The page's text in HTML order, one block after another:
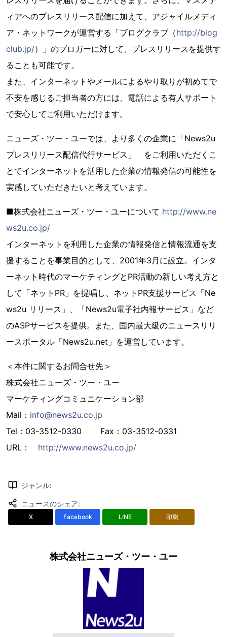
ィアへのプレスリリース配信に加えて、アジャイルメディ
ア・ネットワークが運営する「ブログクラブ（http://blog
club.jp/）」のブロガーに対して、プレスリリースを提供す
ることも可能です。
また、インターネットやメールによるやり取りが初めてで
不安を感じるご担当者の方には、電話による有人サポート
で安心してご利用いただけます。
ニューズ・ツー・ユーでは、より多くの企業に「News2u
プレスリリース配信代行サービス」 をご利用いただくこ
とでインターネットを活用した企業の情報発信の可能性を
実感していただきたいと考えています。
■株式会社ニューズ・ツー・ユーについて http://www.ne
ws2u.co.jp/
インターネットを利用した企業の情報発信と情報流通を支
援することを事業目的として、2001年3月に設立。インタ
ーネット時代のマーケティングとPR活動の新しい考え方と
して「ネットPR」を提唱し、ネットPR支援サービス「Ne
ws2u リリース」、「News2u電子社内報サービス」など
のASPサービスを提供。また、国内最大級のニュースリリ
ースポータル「News2u.net」を運営しています。
＜本件に関するお問合せ先＞
株式会社ニューズ・ツー・ユー
マーケティングコミュニケーション部
Mail： info@news2u.co.jp
Tel：03-3512-0330 Fax：03-3512-0331
URL： http://www.news2u.co.jp/
ジャンル:
ニュースのシェア:
X Facebook LINE 印刷
株式会社ニューズ・ツー・ユー